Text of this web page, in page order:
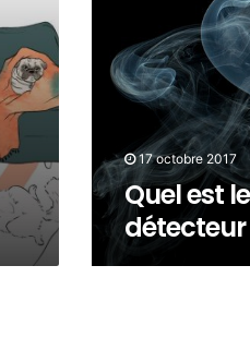
17 octobre 2017
Quel est